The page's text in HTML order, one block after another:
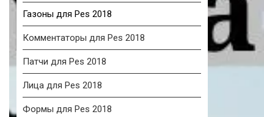
Газоны для Pes 2018
Комментаторы для Pes 2018
Патчи для Pes 2018
Лица для Pes 2018
Формы для Pes 2018